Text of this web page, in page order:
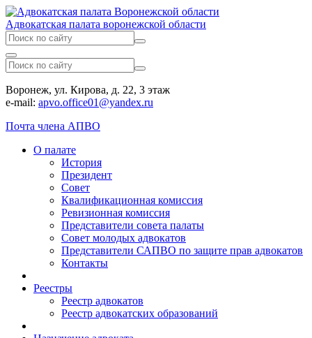
Адвокатская палата воронежской области
Воронеж, ул. Кирова, д. 22, 3 этаж
e-mail: apvo.office01@yandex.ru
Почта члена АПВО
О палате
История
Президент
Совет
Квалификационная комиссия
Ревизионная комиссия
Представители совета палаты
Совет молодых адвокатов
Представители САПВО по защите прав адвокатов
Контакты
Реестры
Реестр адвокатов
Реестр адвокатских образований